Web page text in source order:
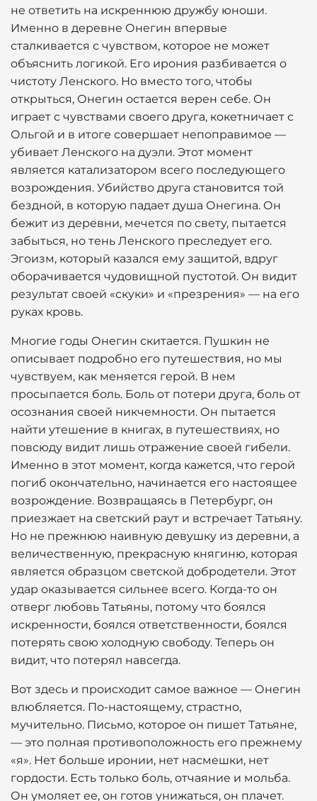
не ответить на искреннюю дружбу юноши.
Именно в деревне Онегин впервые
сталкивается с чувством, которое не может
объяснить логикой. Его ирония разбивается о
чистоту Ленского. Но вместо того, чтобы
открыться, Онегин остается верен себе. Он
играет с чувствами своего друга, кокетничает с
Ольгой и в итоге совершает непоправимое —
убивает Ленского на дуэли. Этот момент
является катализатором всего последующего
возрождения. Убийство друга становится той
бездной, в которую падает душа Онегина. Он
бежит из деревни, мечется по свету, пытается
забыться, но тень Ленского преследует его.
Эгоизм, который казался ему защитой, вдруг
оборачивается чудовищной пустотой. Он видит
результат своей «скуки» и «презрения» — на его
руках кровь.
Многие годы Онегин скитается. Пушкин не
описывает подробно его путешествия, но мы
чувствуем, как меняется герой. В нем
просыпается боль. Боль от потери друга, боль от
осознания своей никчемности. Он пытается
найти утешение в книгах, в путешествиях, но
повсюду видит лишь отражение своей гибели.
Именно в этот момент, когда кажется, что герой
погиб окончательно, начинается его настоящее
возрождение. Возвращаясь в Петербург, он
приезжает на светский раут и встречает Татьяну.
Но не прежнюю наивную девушку из деревни, а
величественную, прекрасную княгиню, которая
является образцом светской добродетели. Этот
удар оказывается сильнее всего. Когда-то он
отверг любовь Татьяны, потому что боялся
искренности, боялся ответственности, боялся
потерять свою холодную свободу. Теперь он
видит, что потерял навсегда.
Вот здесь и происходит самое важное — Онегин
влюбляется. По-настоящему, страстно,
мучительно. Письмо, которое он пишет Татьяне,
— это полная противоположность его прежнему
«я». Нет больше иронии, нет насмешки, нет
гордости. Есть только боль, отчаяние и мольба.
Он умоляет ее, он готов унижаться, он плачет.